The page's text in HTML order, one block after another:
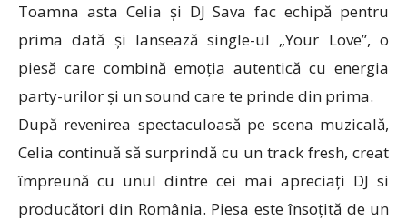
Toamna asta Celia și DJ Sava fac echipă pentru
prima dată și lansează single-ul „Your Love”, o
piesă care combină emoția autentică cu energia
party-urilor și un sound care te prinde din prima.
După revenirea spectaculoasă pe scena muzicală,
Celia continuă să surprindă cu un track fresh, creat
împreună cu unul dintre cei mai apreciați DJ si
producători din România. Piesa este însoțită de un